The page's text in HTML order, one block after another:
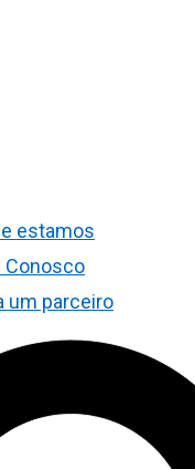
estamos
Conosco
um parceiro